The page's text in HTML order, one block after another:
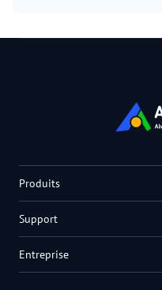
Produits
Support
Entreprise